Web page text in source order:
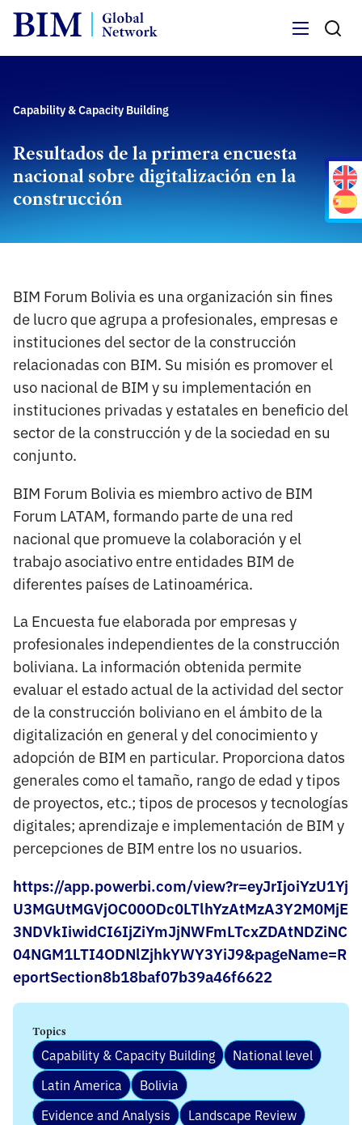
Capability & Capacity Building
Resultados de la primera encuesta
nacional sobre digitalización en la
construcción
BIM Forum Bolivia es una organización sin fines
de lucro que agrupa a profesionales, empresas e
instituciones del sector de la construcción
relacionadas con BIM. Su misión es promover el
uso nacional de BIM y su implementación en
instituciones privadas y estatales en beneficio del
sector de la construcción y de la sociedad en su
conjunto.
BIM Forum Bolivia es miembro activo de BIM
Forum LATAM, formando parte de una red
nacional que promueve la colaboración y el
trabajo asociativo entre entidades BIM de
diferentes países de Latinoamérica.
La Encuesta fue elaborada por empresas y
profesionales independientes de la construcción
boliviana. La información obtenida permite
evaluar el estado actual de la actividad del sector
de la construcción boliviano en el ámbito de la
digitalización en general y del conocimiento y
adopción de BIM en particular. Proporciona datos
generales como el tamaño, rango de edad y tipos
de proyectos, etc.; tipos de procesos y tecnologías
digitales; aprendizaje e implementación de BIM y
percepciones de BIM entre los no usuarios.
https://app.powerbi.com/view?r=eyJrIjoiYzU1Yj
U3MGUtMGVjOC00ODc0LTlhYzAtMzA3Y2M0MjE
3NDVkIiwidCI6IjZiYmJjNWFmLTcxZDAtNDZiNC
04NGM1LTI4ODNlZjhkYWY3YiJ9&pageName=R
eportSection8b18baf07b39a46f6622
Topics
Capability & Capacity Building
National level
Latin America
Bolivia
Evidence and Analysis
Landscape Review